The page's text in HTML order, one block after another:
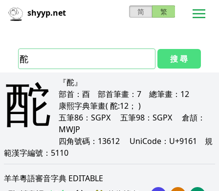
shyyp.net 简 繁
搜 尋
酡
『酡』
部首： 酉 部首筆畫： 7 總筆畫： 12
康熙字典筆畫( 酡:12； )
五筆86： SGPX 五筆98： SGPX 倉頡：
MWJP
四角號碼： 13612 UniCode： U+9161 規
範漢字編號： 5110
羊羊粵語審音字典 EDITABLE